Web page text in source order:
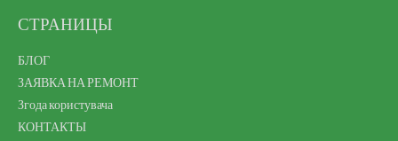
СТРАНИЦЫ
БЛОГ
ЗАЯВКА НА РЕМОНТ
Згода користувача
КОНТАКТЫ